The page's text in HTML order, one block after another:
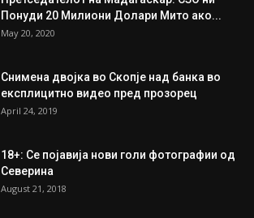
Понуди 20 Милиони Долари Мито ако...
May 20, 2020
Снимена двојка во Скопје над банка во
експлицитно видео пред прозорец
April 24, 2019
18+: Се појавија нови голи фотографии од
Северина
August 21, 2018